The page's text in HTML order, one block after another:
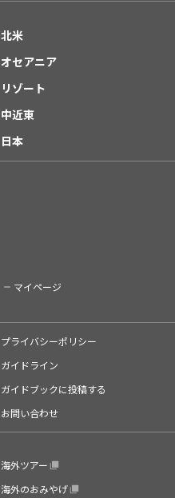
北米
オセアニア
リゾート
中近東
日本
マイページ
プライバシーポリシー
ガイドライン
ガイドブックに投稿する
お問い合わせ
海外ツアー
海外のおみやげ